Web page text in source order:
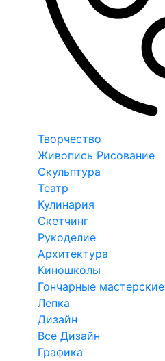
Творчество
Живопись Рисование
Скульптура
Театр
Кулинария
Скетчинг
Рукоделие
Архитектура
Киношколы
Гончарные мастерские
Лепка
Дизайн
Все Дизайн
Графика